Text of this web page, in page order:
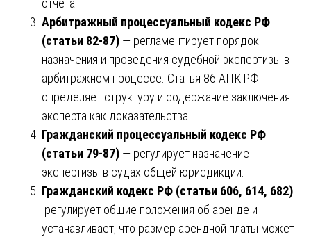
отчета.
Арбитражный процессуальный кодекс РФ
(статьи 82-87) — регламентирует порядок
назначения и проведения судебной экспертизы в
арбитражном процессе. Статья 86 АПК РФ
определяет структуру и содержание заключения
эксперта как доказательства.
Гражданский процессуальный кодекс РФ
(статьи 79-87) — регулирует назначение
экспертизы в судах общей юрисдикции.
Гражданский кодекс РФ (статьи 606, 614, 682)
регулирует общие положения об аренде и
устанавливает, что размер арендной платы может